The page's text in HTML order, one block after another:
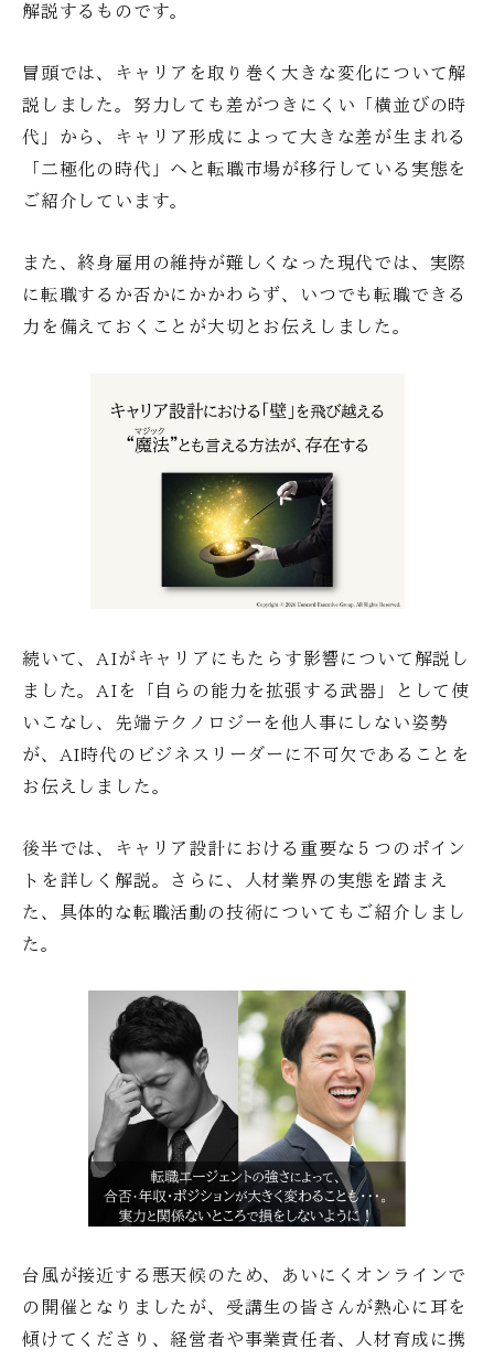
解説するものです。
冒頭では、キャリアを取り巻く大きな変化について解
説しました。努力しても差がつきにくい「横並びの時
代」から、キャリア形成によって大きな差が生まれる
「二極化の時代」へと転職市場が移行している実態を
ご紹介しています。
また、終身雇用の維持が難しくなった現代では、実際
に転職するか否かにかかわらず、いつでも転職できる
力を備えておくことが大切とお伝えしました。
続いて、AIがキャリアにもたらす影響について解説し
ました。AIを「自らの能力を拡張する武器」として使
いこなし、先端テクノロジーを他人事にしない姿勢
が、AI時代のビジネスリーダーに不可欠であることを
お伝えしました。
後半では、キャリア設計における重要な５つのポイン
トを詳しく解説。さらに、人材業界の実態を踏まえ
た、具体的な転職活動の技術についてもご紹介しまし
た。
台風が接近する悪天候のため、あいにくオンラインで
の開催となりましたが、受講生の皆さんが熱心に耳を
傾けてくださり、経営者や事業責任者、人材育成に携